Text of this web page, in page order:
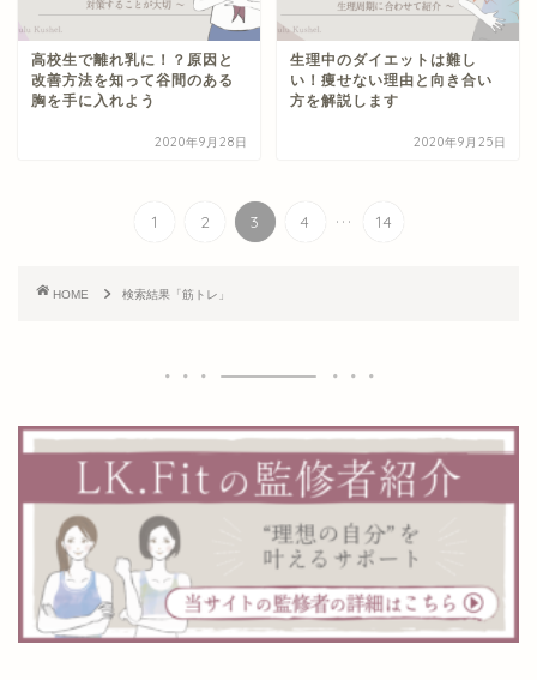
高校生で離れ乳に！？原因と
改善方法を知って谷間のある
胸を手に入れよう
2020年9月28日
生理中のダイエットは難し
い！痩せない理由と向き合い
方を解説します
2020年9月25日
1 2 3 4 ... 14
HOME 検索結果「筋トレ」